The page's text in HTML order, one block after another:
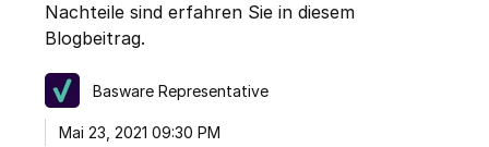
Nachteile sind erfahren Sie in diesem
Blogbeitrag.
Basware Representative
Mai 23, 2021 09:30 PM